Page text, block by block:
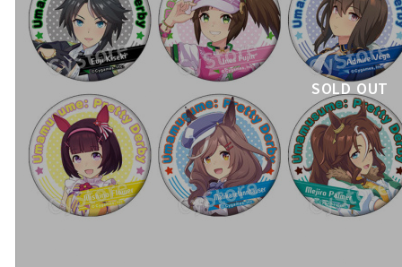
SOLD OUT